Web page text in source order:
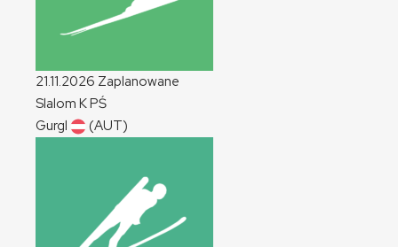
21.11.2026 Zaplanowane
Slalom KPŚ
Gurgl
(AUT)